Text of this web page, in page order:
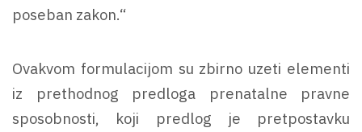
poseban zakon.“
Ovakvom formulacijom su zbirno uzeti elementi
iz prethodnog predloga prenatalne pravne
sposobnosti, koji predlog je pretpostavku